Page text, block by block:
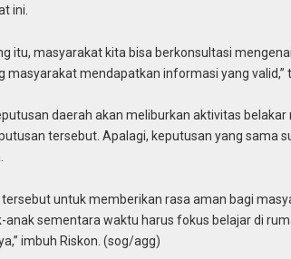
ini.
itu, masyarakat kita bisa berkonsultasi
masyarakat mendapatkan informasi yang valid,”
daerah akan meliburkan aktivitas
tersebut. Apalagi, keputusan yang sama
tersebut untuk memberikan rasa aman bagi
anak sementara waktu harus fokus belajar di
imbuh Riskon. (sog/agg)